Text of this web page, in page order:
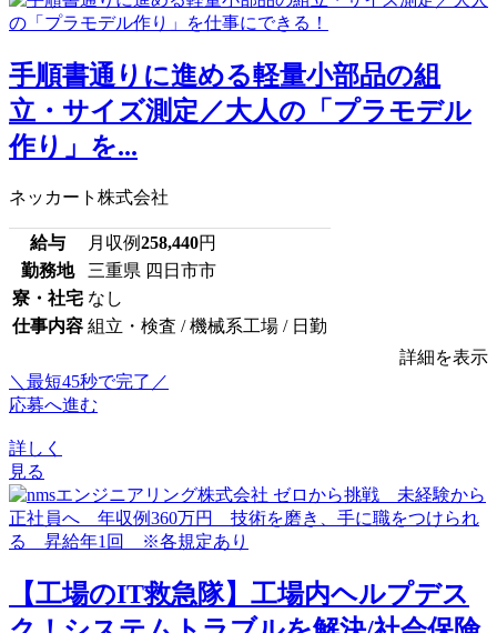
手順書通りに進める軽量小部品の組
立・サイズ測定／大人の「プラモデル
作り」を...
ネッカート株式会社
給与 月収例258,440円
勤務地
三重県 四日市市
寮・社宅 なし
仕事内容 組立・検査 / 機械系工場 / 日勤
詳細を表示
＼最短45秒で完了／
応募へ進む
詳しく
見る
【工場のIT救急隊】工場内ヘルプデス